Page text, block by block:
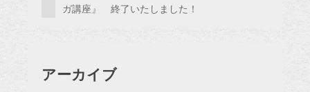
ガ講座』 終了いたしました！
アーカイブ